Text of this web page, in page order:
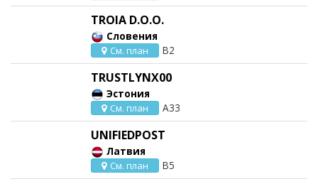
TROIA D.O.O.
Словения
См. план B2
TRUSTLYNX00
Эстония
См. план A33
UNIFIEDPOST
Латвия
См. план B5